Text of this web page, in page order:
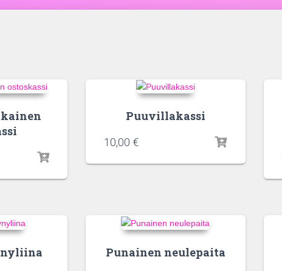
Puuvillakassi
10,00 €
Punainen neulepaita